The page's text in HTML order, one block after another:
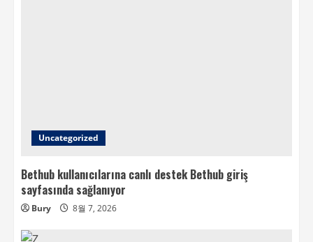
Uncategorized
Bethub kullanıcılarına canlı destek Bethub giriş
sayfasında sağlanıyor
Bury 8월 7, 2026